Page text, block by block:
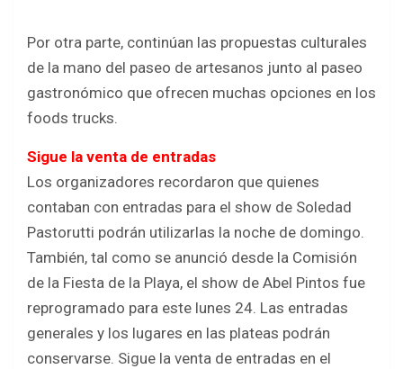
Por otra parte, continúan las propuestas culturales
de la mano del paseo de artesanos junto al paseo
gastronómico que ofrecen muchas opciones en los
foods trucks.
Sigue la venta de entradas
Los organizadores recordaron que quienes
contaban con entradas para el show de Soledad
Pastorutti podrán utilizarlas la noche de domingo.
También, tal como se anunció desde la Comisión
de la Fiesta de la Playa, el show de Abel Pintos fue
reprogramado para este lunes 24. Las entradas
generales y los lugares en las plateas podrán
conservarse. Sigue la venta de entradas en el